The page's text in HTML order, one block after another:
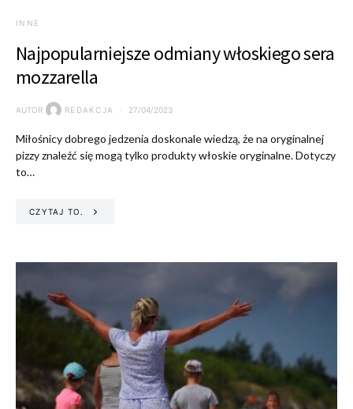
INNE
Najpopularniejsze odmiany włoskiego sera
mozzarella
AUTOR REDAKCJA 27/04/2023
Miłośnicy dobrego jedzenia doskonale wiedzą, że na oryginalnej
pizzy znaleźć się mogą tylko produkty włoskie oryginalne. Dotyczy
to…
CZYTAJ TO.